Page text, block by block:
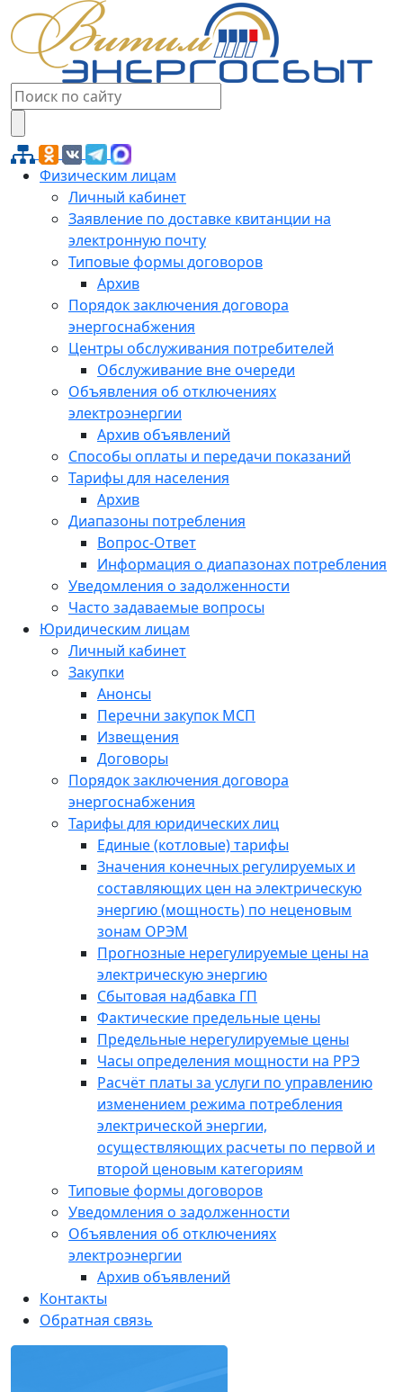
Физическим лицам
Личный кабинет
Заявление по доставке квитанции на
электронную почту
Типовые формы договоров
Архив
Порядок заключения договора
энергоснабжения
Центры обслуживания потребителей
Обслуживание вне очереди
Объявления об отключениях
электроэнергии
Архив объявлений
Способы оплаты и передачи показаний
Тарифы для населения
Архив
Диапазоны потребления
Вопрос-Ответ
Информация о диапазонах потребления
Уведомления о задолженности
Часто задаваемые вопросы
Юридическим лицам
Личный кабинет
Закупки
Анонсы
Перечни закупок МСП
Извещения
Договоры
Порядок заключения договора
энергоснабжения
Тарифы для юридических лиц
Единые (котловые) тарифы
Значения конечных регулируемых и
составляющих цен на электрическую
энергию (мощность) по неценовым
зонам ОРЭМ
Прогнозные нерегулируемые цены на
электрическую энергию
Сбытовая надбавка ГП
Фактические предельные цены
Предельные нерегулируемые цены
Часы определения мощности на РРЭ
Расчёт платы за услуги по управлению
изменением режима потребления
электрической энергии,
осуществляющих расчеты по первой и
второй ценовым категориям
Типовые формы договоров
Уведомления о задолженности
Объявления об отключениях
электроэнергии
Архив объявлений
Контакты
Обратная связь